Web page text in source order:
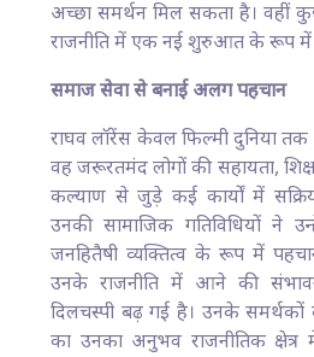
अच्छा समर्थन मिल सकता है। वहीं
राजनीति में एक नई शुरुआत के रूप में
समाज सेवा से बनाई अलग पहचान
राघव लॉरेंस केवल फिल्मी दुनिया तक
वह जरूरतमंद लोगों की सहायता,
कल्याण से जुड़े कई कार्यों में
उनकी सामाजिक गतिविधियों
जनहितैषी व्यक्तित्व के रूप में
उनके राजनीति में आने की
दिलचस्पी बढ़ गई है। उनके
का उनका अनुभव राजनीतिक क्षेत्र